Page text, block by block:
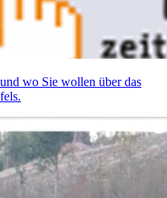
wo Sie wollen über das